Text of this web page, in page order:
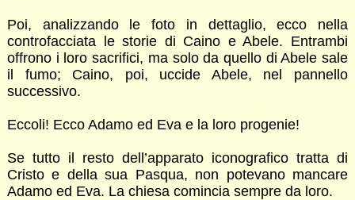
Poi, analizzando le foto in dettaglio, ecco nella
controfacciata le storie di Caino e Abele. Entrambi
offrono i loro sacrifici, ma solo da quello di Abele sale
il fumo; Caino, poi, uccide Abele, nel pannello
successivo.
Eccoli! Ecco Adamo ed Eva e la loro progenie!
Se tutto il resto dell’apparato iconografico tratta di
Cristo e della sua Pasqua, non potevano mancare
Adamo ed Eva. La chiesa comincia sempre da loro.